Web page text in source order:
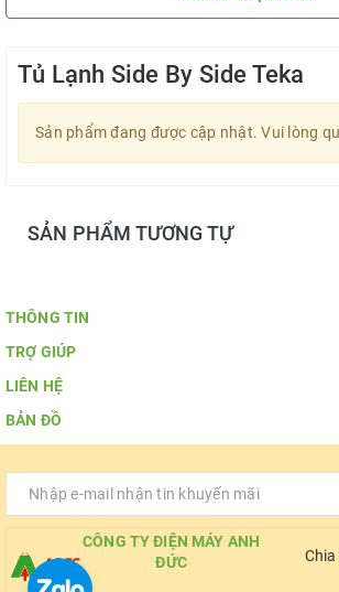
Tủ Lạnh Side By Side Teka
Sản phẩm đang được cập nhật. Vui lòng
SẢN PHẨM TƯƠNG TỰ
THÔNG TIN
TRỢ GIÚP
LIÊN HỆ
BẢN ĐỒ
CÔNG TY ĐIỆN MÁY ANH
ĐỨC
Chia